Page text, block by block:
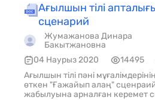
Ағылшын тілі
сценарий
Жумажанова Динара
Бакытжановна
04 Наурыз 2020
14495
Ағылшын тілі пәні
өткен "Ғажайып алаң"
жабылуына арналған керемет